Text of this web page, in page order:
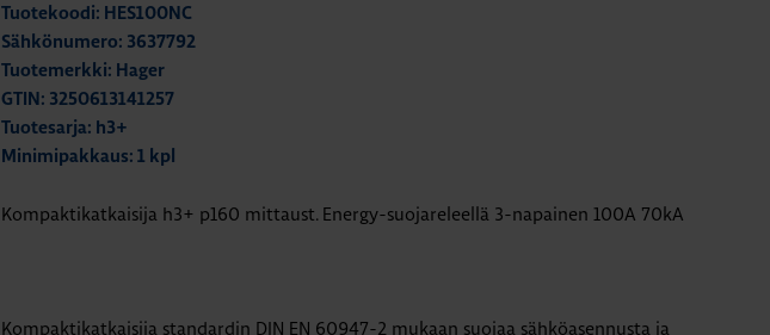
Tuotekoodi: HES100NC
Sähkönumero: 3637792
Tuotemerkki: Hager
GTIN: 3250613141257
Tuotesarja: h3+
Minimipakkaus: 1 kpl
Kompaktikatkaisija h3+ p160 mittaust. Energy-suojareleellä 3-napainen 100A 70kA
Kompaktikatkaisija standardin DIN EN 60947-2 mukaan suojaa sähköasennusta ja